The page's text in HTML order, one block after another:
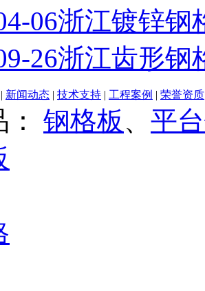
06浙江镀锌钢
26浙江齿形钢
| 新闻动态 | 技术支持 | 工程案例 | 荣誉资质
钢格板 、 平